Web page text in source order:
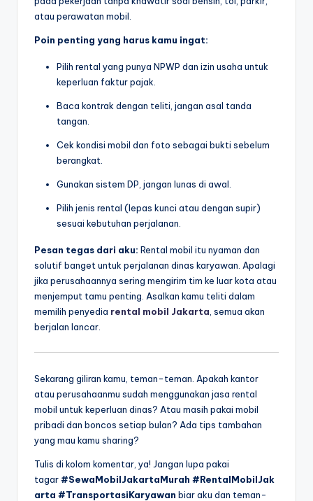
atau perawatan mobil.
Poin penting yang harus kamu ingat:
Pilih rental yang punya NPWP dan izin usaha untuk
keperluan faktur pajak.
Baca kontrak dengan teliti, jangan asal tanda
tangan.
Cek kondisi mobil dan foto sebagai bukti sebelum
berangkat.
Gunakan sistem DP, jangan lunas di awal.
Pilih jenis rental (lepas kunci atau dengan supir)
sesuai kebutuhan perjalanan.
Pesan tegas dari aku: Rental mobil itu nyaman dan
solutif banget untuk perjalanan dinas karyawan. Apalagi
jika perusahaannya sering mengirim tim ke luar kota atau
menjemput tamu penting. Asalkan kamu teliti dalam
memilih penyedia rental mobil Jakarta , semua akan
berjalan lancar.
Sekarang giliran kamu, teman-teman. Apakah kantor
atau perusahaanmu sudah menggunakan jasa rental
mobil untuk keperluan dinas? Atau masih pakai mobil
pribadi dan boncos setiap bulan? Ada tips tambahan
yang mau kamu sharing?
Tulis di kolom komentar, ya! Jangan lupa pakai
tagar#SewaMobilJakartaMurah #RentalMobilJak
arta #TransportasiKaryawan biar aku dan teman-